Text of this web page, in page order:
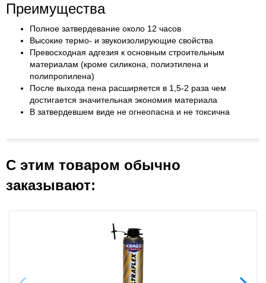
Преимущества
Полное затвердевание около 12 часов
Высокие термо- и звукоизолирующие свойства
Превосходная адгезия к основным строительным
материалам (кроме силикона, полиэтилена и
полипропилена)
После выхода пена расширяется в 1,5-2 раза чем
достигается значительная экономия материала
В затвердевшем виде не огнеопасна и не токсична
С этим товаром обычно
заказывают: